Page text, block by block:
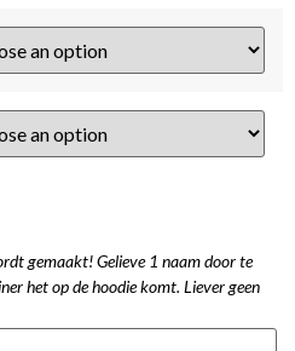
gemaakt! Gelieve 1 naam door te
het op de hoodie komt. Liever geen